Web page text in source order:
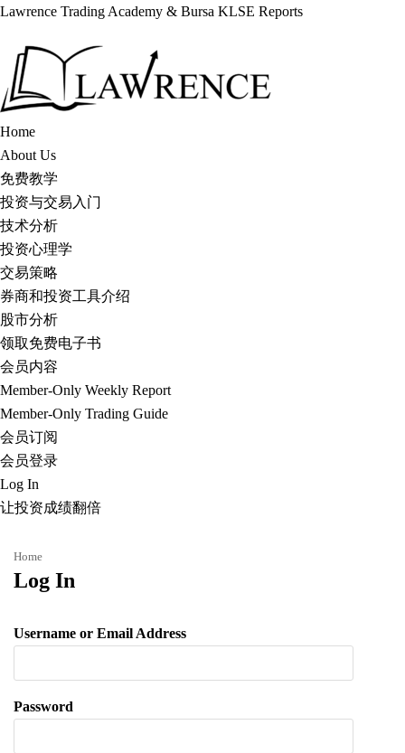
Skip
to
content
Lawrence Trading Academy & Bursa KLSE Reports
Home
About Us
免费教学
投资与交易入门
技术分析
投资心理学
交易策略
券商和投资工具介绍
股市分析
领取免费电子书
会员内容
Member-Only Weekly Report
Member-Only Trading Guide
会员订阅
会员登录
Log In
让投资成绩翻倍
Home
Log In
Username or Email Address
Password